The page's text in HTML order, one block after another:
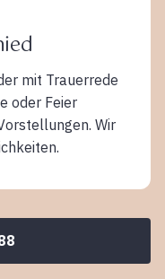
mit Trauerrede
oder Feier
Wir